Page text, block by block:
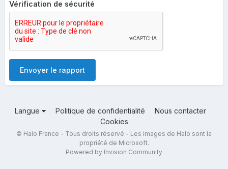
Vérification de sécurité
Envoyer le rapport
Langue Politique de confidentialité
Nous contacter
Cookies
© Halo France - Tous droits réservé - Les images de Halo sont la
propriété de Microsoft.
Powered by Invision Community